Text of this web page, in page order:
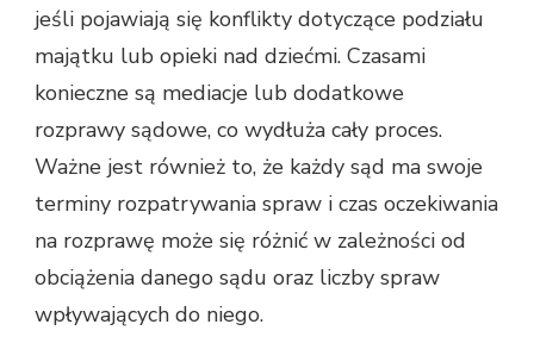
jeśli pojawiają się konflikty dotyczące podziału
majątku lub opieki nad dziećmi. Czasami
konieczne są mediacje lub dodatkowe
rozprawy sądowe, co wydłuża cały proces.
Ważne jest również to, że każdy sąd ma swoje
terminy rozpatrywania spraw i czas oczekiwania
na rozprawę może się różnić w zależności od
obciążenia danego sądu oraz liczby spraw
wpływających do niego.